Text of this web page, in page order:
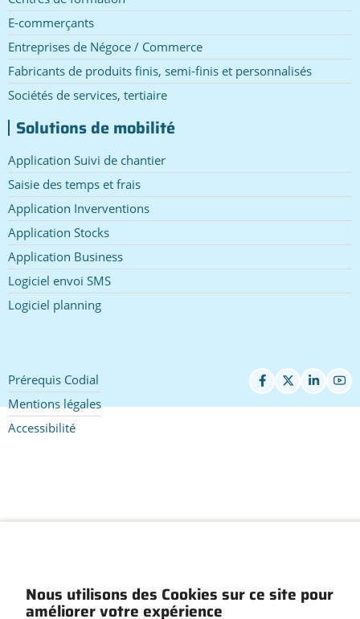
E-commerçants
Entreprises de Négoce / Commerce
Fabricants de produits finis, semi-finis et personnalisés
Sociétés de services, tertiaire
Solutions de mobilité
Application Suivi de chantier
Saisie des temps et frais
Application Inverventions
Application Stocks
Application Business
Logiciel envoi SMS
Logiciel planning
Pied
de
page
Prérequis Codial
Mentions légales
Accessibilité
Nous utilisons des Cookies sur ce site pour
améliorer votre expérience